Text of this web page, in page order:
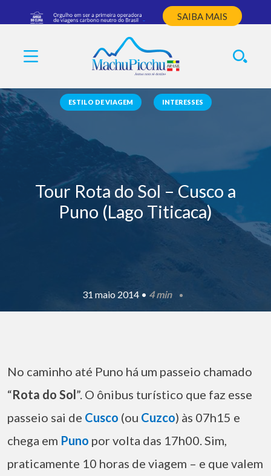
SAIBA MAIS
ESTILO DE VIAGEM INTERESSES
Tour Rota do Sol – Cusco a
Puno (Lago Titicaca)
31 maio 2014 • 4 min
No caminho até Puno há um passeio chamado
“Rota do Sol”. O ônibus turístico que faz esse
passeio sai de Cusco (ou Cuzco) às 07h15 e
chega em Puno por volta das 17h00. Sim,
praticamente 10 horas de viagem – e que valem